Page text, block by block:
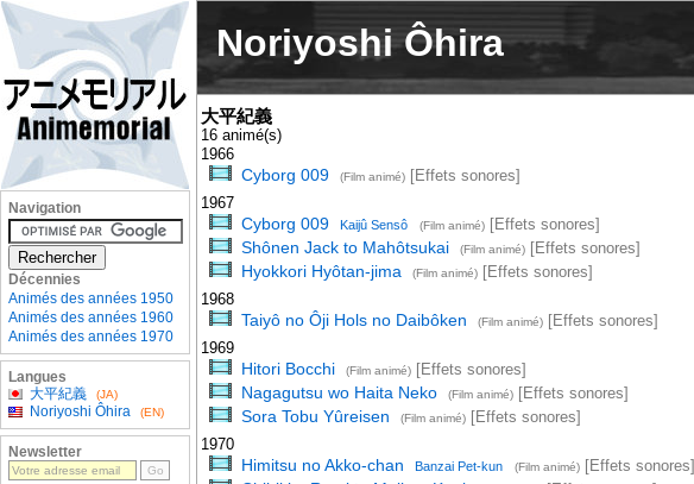
Noriyoshi Ôhira
大平紀義
16 animé(s)
1966
Cyborg 009 (Film animé)[Effets sonores]
1967
Cyborg 009 Kaijû Sensô (Film animé)[Effets sonores]
Shônen Jack to Mahôtsukai (Film animé)[Effets sonores]
Hyokkori Hyôtan-jima (Film animé)[Effets sonores]
1968
Taiyô no Ôji Hols no Daibôken (Film animé)[Effets sonores]
1969
Hitori Bocchi (Film animé)[Effets sonores]
Nagagutsu wo Haita Neko (Film animé)[Effets sonores]
Sora Tobu Yûreisen (Film animé)[Effets sonores]
1970
Himitsu no Akko-chan Banzai Pet-kun (Film animé)[Effets sonores]
Navigation
Décennies
Animés des années 1950
Animés des années 1960
Animés des années 1970
Langues
大平紀義
(JA)
Noriyoshi Ôhira (EN)
Newsletter